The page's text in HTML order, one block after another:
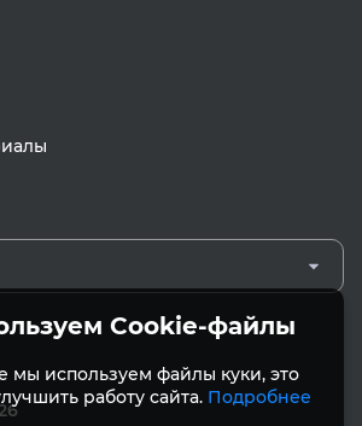
Cookie-файлы
мы используем файлы куки, это
работу сайта. Подробнее